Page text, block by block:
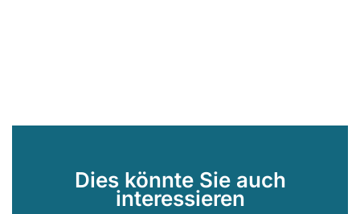
Dies könnte Sie auch
interessieren